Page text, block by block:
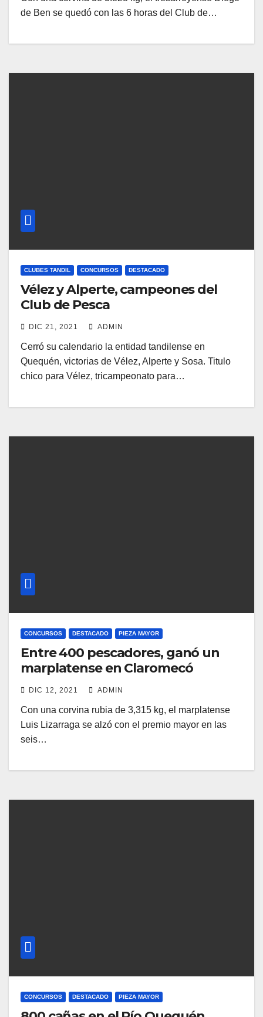
de Ben se quedó con las 6 horas del Club de…
CLUBES TANDIL CONCURSOS DESTACADO
Vélez y Alperte, campeones del
Club de Pesca
DIC 21, 2021 ADMIN
Cerró su calendario la entidad tandilense en
Quequén, victorias de Vélez, Alperte y Sosa. Titulo
chico para Vélez, tricampeonato para…
CONCURSOS DESTACADO PIEZA MAYOR
Entre 400 pescadores, ganó un
marplatense en Claromecó
DIC 12, 2021 ADMIN
Con una corvina rubia de 3,315 kg, el marplatense
Luis Lizarraga se alzó con el premio mayor en las
seis…
CONCURSOS DESTACADO PIEZA MAYOR